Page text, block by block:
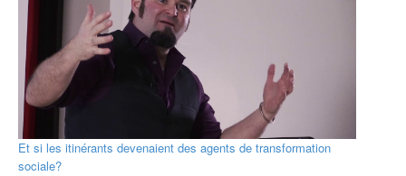
Et si les itinérants devenaient des agents de transformation
sociale?